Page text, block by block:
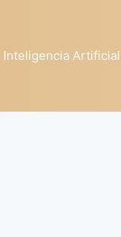
Inteligencia Artificial